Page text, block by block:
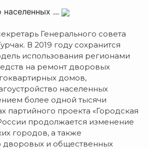
населенных ...
Генерального совета
В 2019 году сохранится
использования регионами
на ремонт дворовых
домов,
населенных
более одной тысячи
партийного проекта «Городская
продолжается изменение
городов, а также
дворовых и общественных